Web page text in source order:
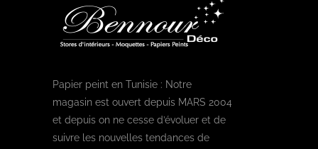
Papier peint en Tunisie : Notre
magasin est ouvert depuis MARS 2004
et depuis on ne cesse d’évoluer et de
suivre les nouvelles tendances de